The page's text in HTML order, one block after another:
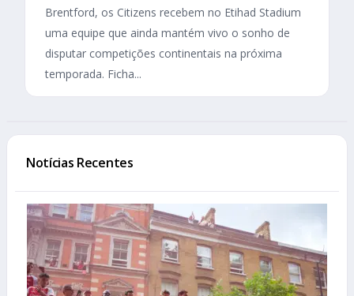
Brentford, os Citizens recebem no Etihad Stadium
uma equipe que ainda mantém vivo o sonho de
disputar competições continentais na próxima
temporada. Ficha...
Notícias Recentes